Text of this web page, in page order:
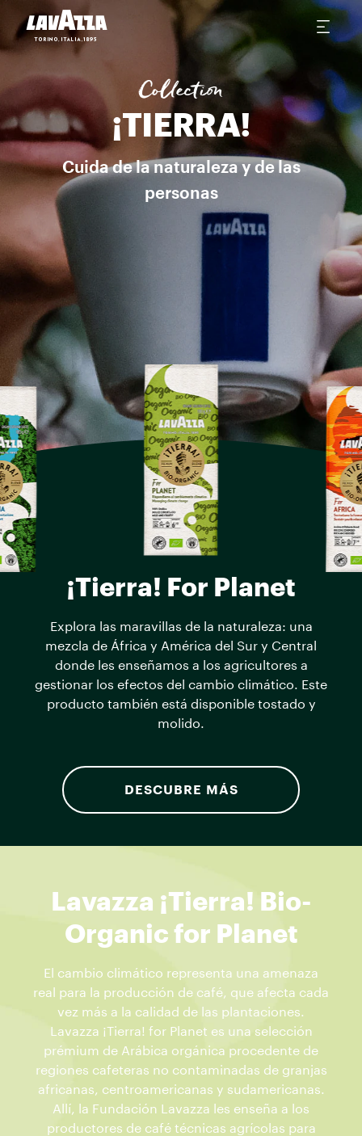
¡Tierra! For Planet Explora las maravillas de la naturaleza: una
Collection
¡TIERRA!
Cuida de la naturaleza y de las
personas
¡Tierra! For Planet
Explora las maravillas de la naturaleza: una
mezcla de África y América del Sur y Central
donde les enseñamos a los agricultores a
gestionar los efectos del cambio climático. Este
producto también está disponible tostado y
molido.
DESCUBRE MÁS
Lavazza ¡Tierra! Bio-
Organic for Planet
El cambio climático representa una amenaza
real para la producción de café, que afecta cada
vez más a la calidad de las plantaciones.
Lavazza ¡Tierra! for Planet es una selección
prémium de Arábica orgánica procedente de
regiones cafeteras no contaminadas de granjas
africanas, centroamericanas y sudamericanas.
Allí, la Fundación Lavazza les enseña a los
productores de café técnicas agrícolas para